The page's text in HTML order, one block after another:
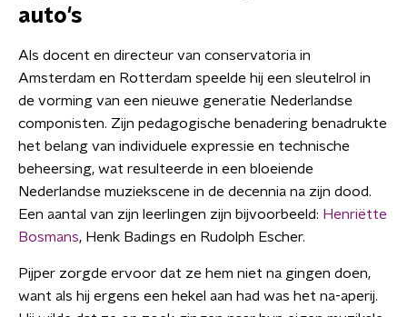
auto's
Als docent en directeur van conservatoria in
Amsterdam en Rotterdam speelde hij een sleutelrol in
de vorming van een nieuwe generatie Nederlandse
componisten. Zijn pedagogische benadering benadrukte
het belang van individuele expressie en technische
beheersing, wat resulteerde in een bloeiende
Nederlandse muziekscene in de decennia na zijn dood.
Een aantal van zijn leerlingen zijn bijvoorbeeld: Henriëtte
Bosmans, Henk Badings en Rudolph Escher.
Pijper zorgde ervoor dat ze hem niet na gingen doen,
want als hij ergens een hekel aan had was het na-aperij.